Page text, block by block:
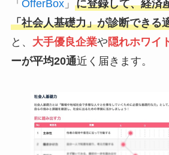
「 OfferBox」 に登録して、経済
「社会人基礎力」が診断できる
と、 大手優良企業や隠れホワイ
ーが平均20通近く届きます。